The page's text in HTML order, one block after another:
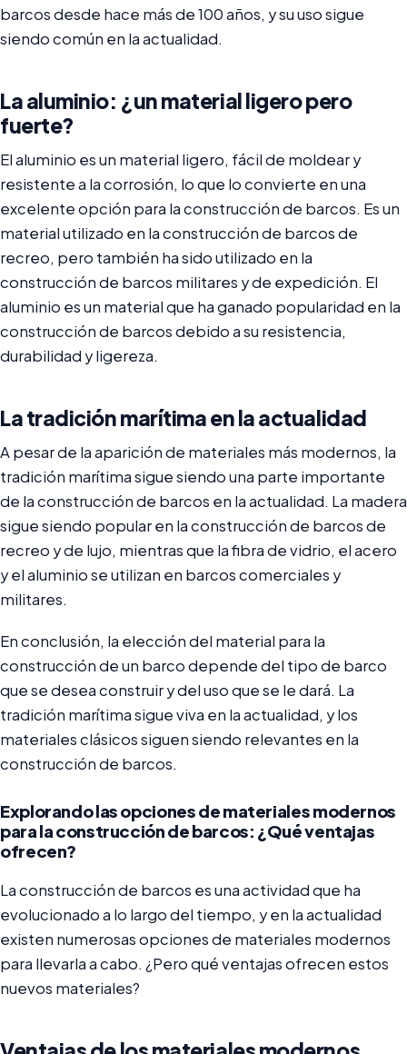
barcos desde hace más de 100 años, y su uso sigue
siendo común en la actualidad.
La aluminio: ¿un material ligero pero
fuerte?
El aluminio es un material ligero, fácil de moldear y
resistente a la corrosión, lo que lo convierte en una
excelente opción para la construcción de barcos. Es un
material utilizado en la construcción de barcos de
recreo, pero también ha sido utilizado en la
construcción de barcos militares y de expedición. El
aluminio es un material que ha ganado popularidad en la
construcción de barcos debido a su resistencia,
durabilidad y ligereza.
La tradición marítima en la actualidad
A pesar de la aparición de materiales más modernos, la
tradición marítima sigue siendo una parte importante
de la construcción de barcos en la actualidad. La madera
sigue siendo popular en la construcción de barcos de
recreo y de lujo, mientras que la fibra de vidrio, el acero
y el aluminio se utilizan en barcos comerciales y
militares.
En conclusión, la elección del material para la
construcción de un barco depende del tipo de barco
que se desea construir y del uso que se le dará. La
tradición marítima sigue viva en la actualidad, y los
materiales clásicos siguen siendo relevantes en la
construcción de barcos.
Explorando las opciones de materiales modernos
para la construcción de barcos: ¿Qué ventajas
ofrecen?
La construcción de barcos es una actividad que ha
evolucionado a lo largo del tiempo, y en la actualidad
existen numerosas opciones de materiales modernos
para llevarla a cabo. ¿Pero qué ventajas ofrecen estos
nuevos materiales?